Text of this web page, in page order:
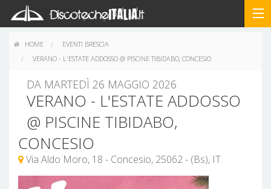
HOME
EVENTI BRESCIA
VERANO - L'ESTATE ADDOSSO @ PISCINE TIBIDABO, CONCESIO
DA MARTEDÌ 26 MAGGIO 2026
VERANO - L'ESTATE ADDOSSO
@ PISCINE TIBIDABO,
CONCESIO
Via Aldo Moro, 18 - Concesio, 25062 - (Bs), IT